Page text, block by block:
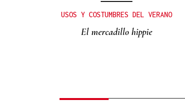
USOS Y COSTUMBRES DEL VERANO
El mercadillo hippie